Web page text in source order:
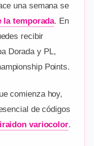
una semana se
la temporada. En
recibir
Dorada y PL,
Points.
comienza hoy,
de códigos
variocolor.